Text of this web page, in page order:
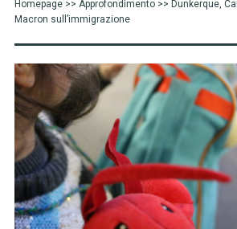
Homepage>> Approfondimento>> Dunkerque,
Macron sull’immigrazione